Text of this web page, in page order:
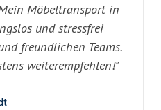
Möbeltransport in
und stressfrei
freundlichen Teams.
weiterempfehlen!"